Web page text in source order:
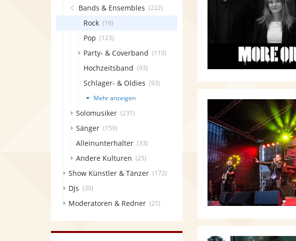
Bands & Ensembles (222)
Rock (16)
Pop (123)
Party- & Coverband (110)
Hochzeitsband (93)
Schlager- & Oldies (93)
Mehr anzeigen
Solomusiker (231)
Sänger (159)
Alleinunterhalter (33)
Andere Kulturen (25)
Show Künstler & Tänzer (172)
DJs (30)
Moderatoren & Redner (25)